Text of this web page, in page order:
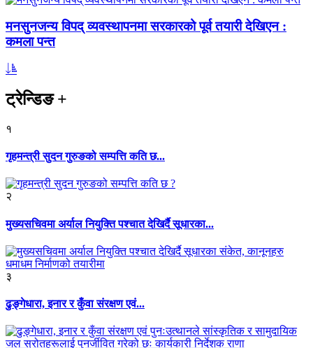
मनसुनजन्य विपद् व्यवस्थापनमा सरकारको पूर्व तयारी देखिएन :
कमला पन्त
ट्रेन्डिङ+
१
गृहमन्त्री सुदन गुरुङको सम्पत्ति कति छ...
२
मुख्यसचिवमा अर्याल नियुक्ति पश्चात देखिर्दै सूधारका...
३
ढुङ्गेधारा, इनार र कुँवा संरक्षण एवं...